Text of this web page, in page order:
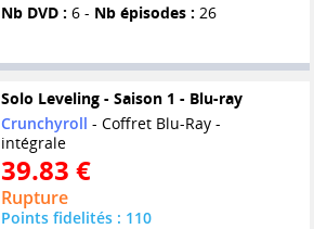
Nb DVD : 6 - Nb épisodes : 26
Solo Leveling - Saison 1 - Blu-ray
Crunchyroll - Coffret Blu-Ray -
intégrale
39.83 €
Rupture
Points fidelités : 110